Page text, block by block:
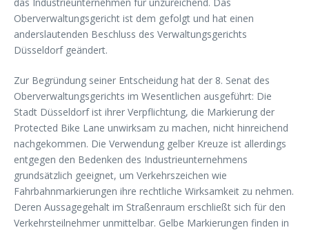
Oberverwaltungsgericht ist dem gefolgt und hat einen
anderslautenden Beschluss des Verwaltungsgerichts
Düsseldorf geändert.
Zur Begründung seiner Entscheidung hat der 8. Senat des
Oberverwaltungsgerichts im Wesentlichen ausgeführt: Die
Stadt Düsseldorf ist ihrer Verpflichtung, die Markierung der
Protected Bike Lane unwirksam zu machen, nicht hinreichend
nachgekommen. Die Verwendung gelber Kreuze ist allerdings
entgegen den Bedenken des Industrieunternehmens
grundsätzlich geeignet, um Verkehrszeichen wie
Fahrbahnmarkierungen ihre rechtliche Wirksamkeit zu nehmen.
Deren Aussagegehalt im Straßenraum erschließt sich für den
Verkehrsteilnehmer unmittelbar. Gelbe Markierungen finden in